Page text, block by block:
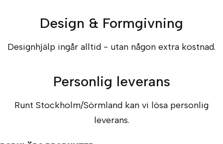
Design & Formgivning
Designhjälp ingår alltid - utan någon extra kostnad.
Personlig leverans
Runt Stockholm/Sörmland kan vi lösa personlig
leverans.